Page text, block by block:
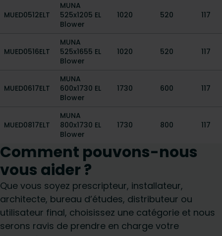
MUED0512ELT
MUNA
525x1205 EL
Blower
1020 520 117
MUED0516ELT
MUNA
525x1655 EL
Blower
1020 520 117
MUED0617ELT
MUNA
600x1730 EL
Blower
1730 600 117
MUED0817ELT
MUNA
800x1730 EL
Blower
1730 800 117
Comment pouvons-nous
vous aider ?
Que vous soyez prescripteur, installateur,
architecte, bureau d’études, distributeur ou
utilisateur final, choisissez une catégorie et nous
serons ravis de prendre en charge votre